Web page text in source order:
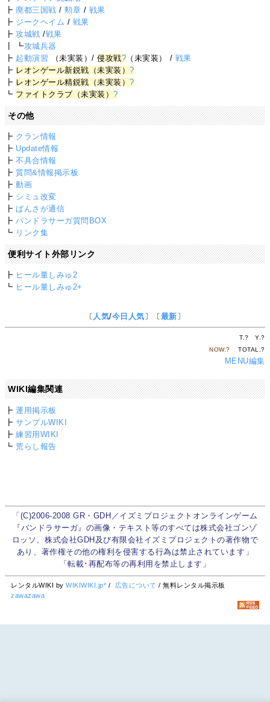
┣ 廃都三国戦 /勲章 / 戦果
┣ ジークヘイム / 戦果
┣攻城戦 /戦果
┃ ┗攻城兵器
┣ 起動演習 （未実装）/侵攻戦? （未実装） / 戦果
┣ レオンゲール新鋭戦（未実装）?
┣ レオンゲール精鋭戦（未実装）?
┗ ファイトクラブ（未実装）?
その他
┣ クラン情報
┣ Update情報
┣不具合情報
┣質問&情報掲示板
┣動画
┣ シミュ改変
┣ぱんさが通信
┣パンドラサーガ質問BOX
┗ リンク集
便利サイト外部リンク
┣ ヒール量しみゅ2
┗ ヒール量しみゅ2+
〔 人気/今日人気 〕〔 最新 〕
T.? Y.?
NOW.? TOTAL.?
MENU編集
WIKI編集関連
┣運用掲示板
┣サンプルWIKI
┣練習用WIKI
┗荒らし報告
「(C)2006-2008 GR・GDH／イズミプロジェクトオンラインゲーム
『パンドラサーガ』の画像・テキスト等のすべては株式会社ゴンゾ
ロッソ、株式会社GDH及び有限会社イズミプロジェクトの著作物で
あり、著作権その他の権利を侵害する行為は禁止されています」
「転載･再配布等の再利用を禁止します」
レンタルWIKI byWIKIWIKI.jp* / 広告について / 無料レンタル掲示板
zawazawa